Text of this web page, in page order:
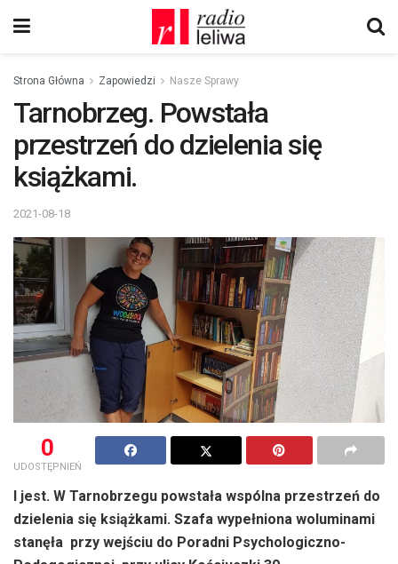
Strona Główna Zapowiedzi Nasze Sprawy
Tarnobrzeg. Powstała
przestrzeń do dzielenia się
książkami.
2021-08-18
0
UDOSTĘPNIEŃ
I jest. W Tarnobrzegu powstała wspólna przestrzeń do
dzielenia się książkami. Szafa wypełniona woluminami
stanęła przy wejściu do Poradni Psychologiczno-